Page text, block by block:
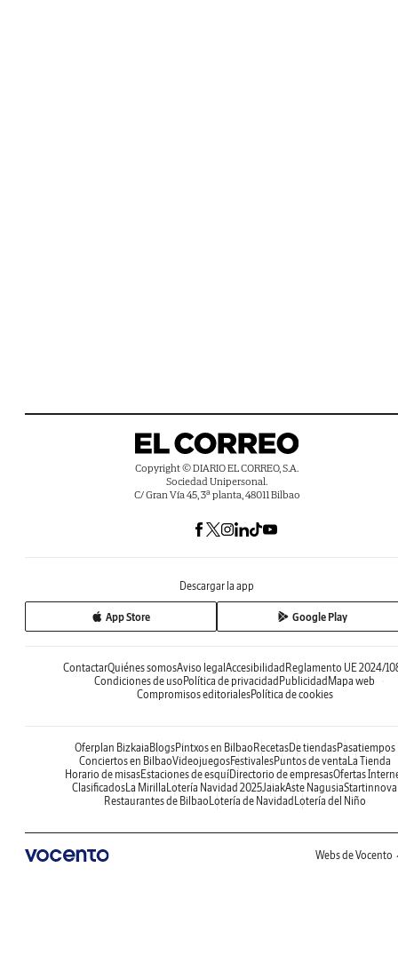
Copyright © DIARIO EL CORREO, S.A.
Sociedad Unipersonal.
C/ Gran Vía 45, 3ª planta, 48011 Bilbao
Descargar la app
App Store Google Play
ContactarQuiénes somosAviso legal Accesibilidad Reglamento UE 2024/
Condiciones de uso Política de privacidad Publicidad Mapa web
Compromisos editorialesPolítica de cookies
Oferplan Bizkaia BlogsPintxos en Bilbao RecetasDe tiendasPasatiempos
Conciertos en BilbaoVideojuegosFestivalesPuntos de venta La Tienda
Horario de misasEstaciones de esquíDirectorio de empresasOfertas
ClasificadosLa Mirilla Lotería Navidad 2025JaiakAste NagusiaStartinnova
Restaurantes de Bilbao Lotería de Navidad Lotería del Niño
Webs de Vocento